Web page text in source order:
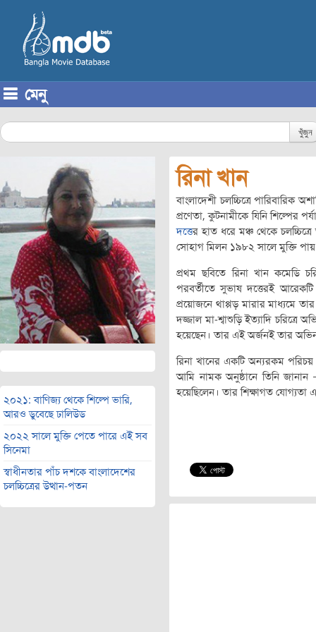
মেনু
খুঁজুন
২০২১: বাণিজ্য থেকে শিল্পে ভারি,
আরও ডুবেছে ঢালিউড
২০২২ সালে মুক্তি পেতে পারে এই সব
সিনেমা
স্বাধীনতার পাঁচ দশকে বাংলাদেশের
চলচ্চিত্রের উত্থান-পতন
রিনা খান
বাংলাদেশী চলচ্চিত্রে পারিবারিক
প্রণেতা, কুটনামীকে যিনি শিল্পের
দত্তের হাত ধরে মঞ্চ থেকে
সোহাগ মিলন ১৯৮২ সালে মুক্তি
প্রথম ছবিতে রিনা খান কমেডি
পরবর্তীতে সুভাষ দত্তেরই
প্রয়োজনে থাপ্পড় মারার মাধ্যমে
দজ্জাল মা-শ্বাশুড়ি ইত্যাদি
হয়েছেন। তার এই অর্জনই তার
রিনা খানের একটি অন্যরকম পরিচয়
আমি নামক অনুষ্ঠানে তিনি জানান
হয়েছিলেন। তার শিক্ষাগত যোগ্যতা